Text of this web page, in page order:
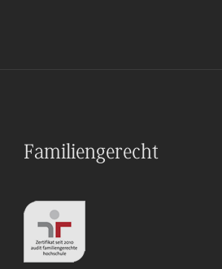
Familiengerecht